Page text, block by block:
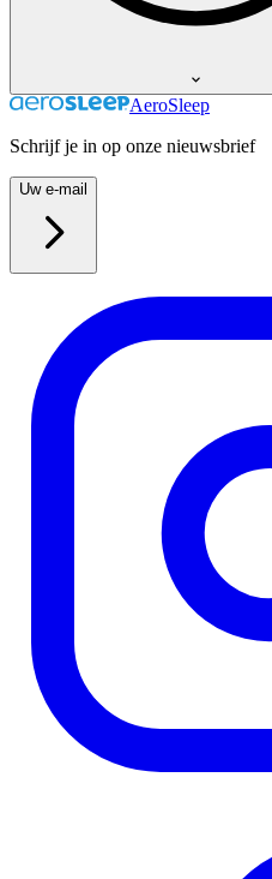
AeroSleep
Schrijf je in op onze nieuwsbrief
Uw e-mail